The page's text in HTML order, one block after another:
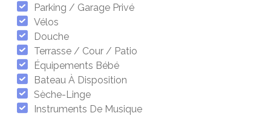
Parking / Garage Privé
Vélos
Douche
Terrasse / Cour / Patio
Équipements Bébé
Bateau À Disposition
Sèche-Linge
Instruments De Musique